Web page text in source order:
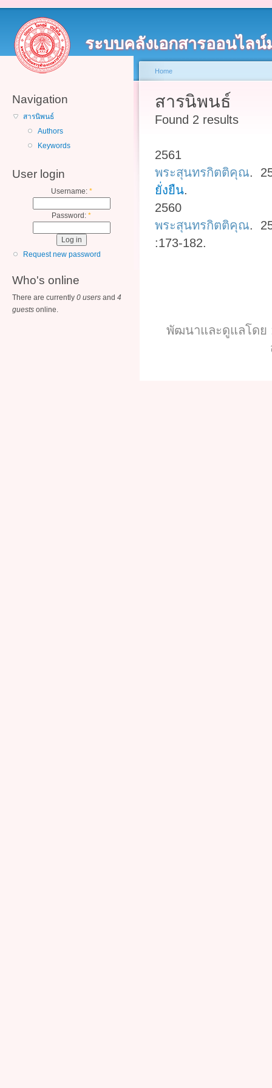
ระบบคลังเอกสารออนไล
Navigation
สารนิพนธ์
Authors
Keywords
User login
Username: *
Password: *
Request new password
Who's online
There are currently 0 users and 4
guests online.
Home
สารนิพนธ์
Found 2 results
2561
พระสุนทรกิตติคุณ.
ยั่งยืน.
2560
พระสุนทรกิตติคุณ.
:173-182.
พัฒนาและดูแลโดย